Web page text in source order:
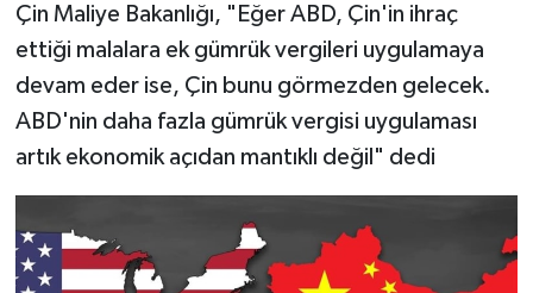
Çin Maliye Bakanlığı, "Eğer ABD, Çin'in ihraç
ettiği malalara ek gümrük vergileri uygulamaya
devam eder ise, Çin bunu görmezden gelecek.
ABD'nin daha fazla gümrük vergisi uygulaması
artık ekonomik açıdan mantıklı değil" dedi